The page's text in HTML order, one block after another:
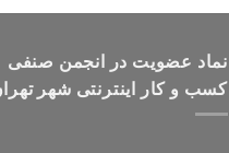
نماد عضویت در انجمن صنفی
کسب و کار اینترنتی شهر